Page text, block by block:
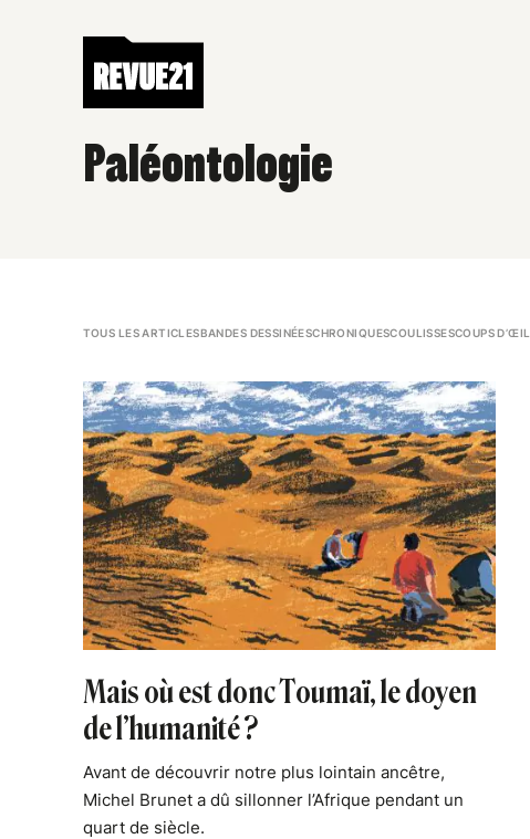
Paléontologie
TOUS LES ARTICLESBANDES DESSINÉESCHRONIQUESCOULISSESCOUPS D’ŒIL
Mais où est donc Toumaï, le doyen
de l’humanité ?
Avant de découvrir notre plus lointain ancêtre,
Michel Brunet a dû sillonner l’Afrique pendant un
quart de siècle.